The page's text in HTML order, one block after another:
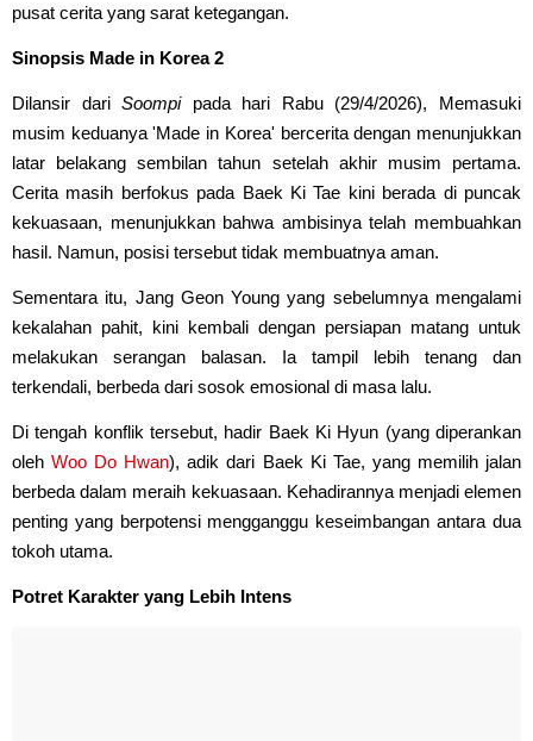
pusat cerita yang sarat ketegangan.
Sinopsis Made in Korea 2
Dilansir dariSoompi pada hari Rabu (29/4/2026), Memasuki
musim keduanya 'Made in Korea' bercerita dengan menunjukkan
latar belakang sembilan tahun setelah akhir musim pertama.
Cerita masih berfokus pada Baek Ki Tae kini berada di puncak
kekuasaan, menunjukkan bahwa ambisinya telah membuahkan
hasil. Namun, posisi tersebut tidak membuatnya aman.
Sementara itu, Jang Geon Young yang sebelumnya mengalami
kekalahan pahit, kini kembali dengan persiapan matang untuk
melakukan serangan balasan. Ia tampil lebih tenang dan
terkendali, berbeda dari sosok emosional di masa lalu.
Di tengah konflik tersebut, hadir Baek Ki Hyun (yang diperankan
olehWoo Do Hwan), adik dari Baek Ki Tae, yang memilih jalan
berbeda dalam meraih kekuasaan. Kehadirannya menjadi elemen
penting yang berpotensi mengganggu keseimbangan antara dua
tokoh utama.
Potret Karakter yang Lebih Intens